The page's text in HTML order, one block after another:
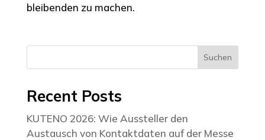
bleibenden zu machen.
Suchen
Recent Posts
KUTENO 2026: Wie Aussteller den
Austausch von Kontaktdaten auf der Messe